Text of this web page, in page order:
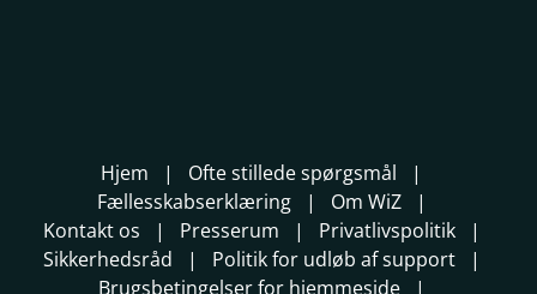
Hjem
Ofte stillede spørgsmål
Fællesskabserklæring
Om WiZ
Kontakt os
Presserum
Privatlivspolitik
Sikkerhedsråd
Politik for udløb af support
Brugsbetingelser for hjemmeside